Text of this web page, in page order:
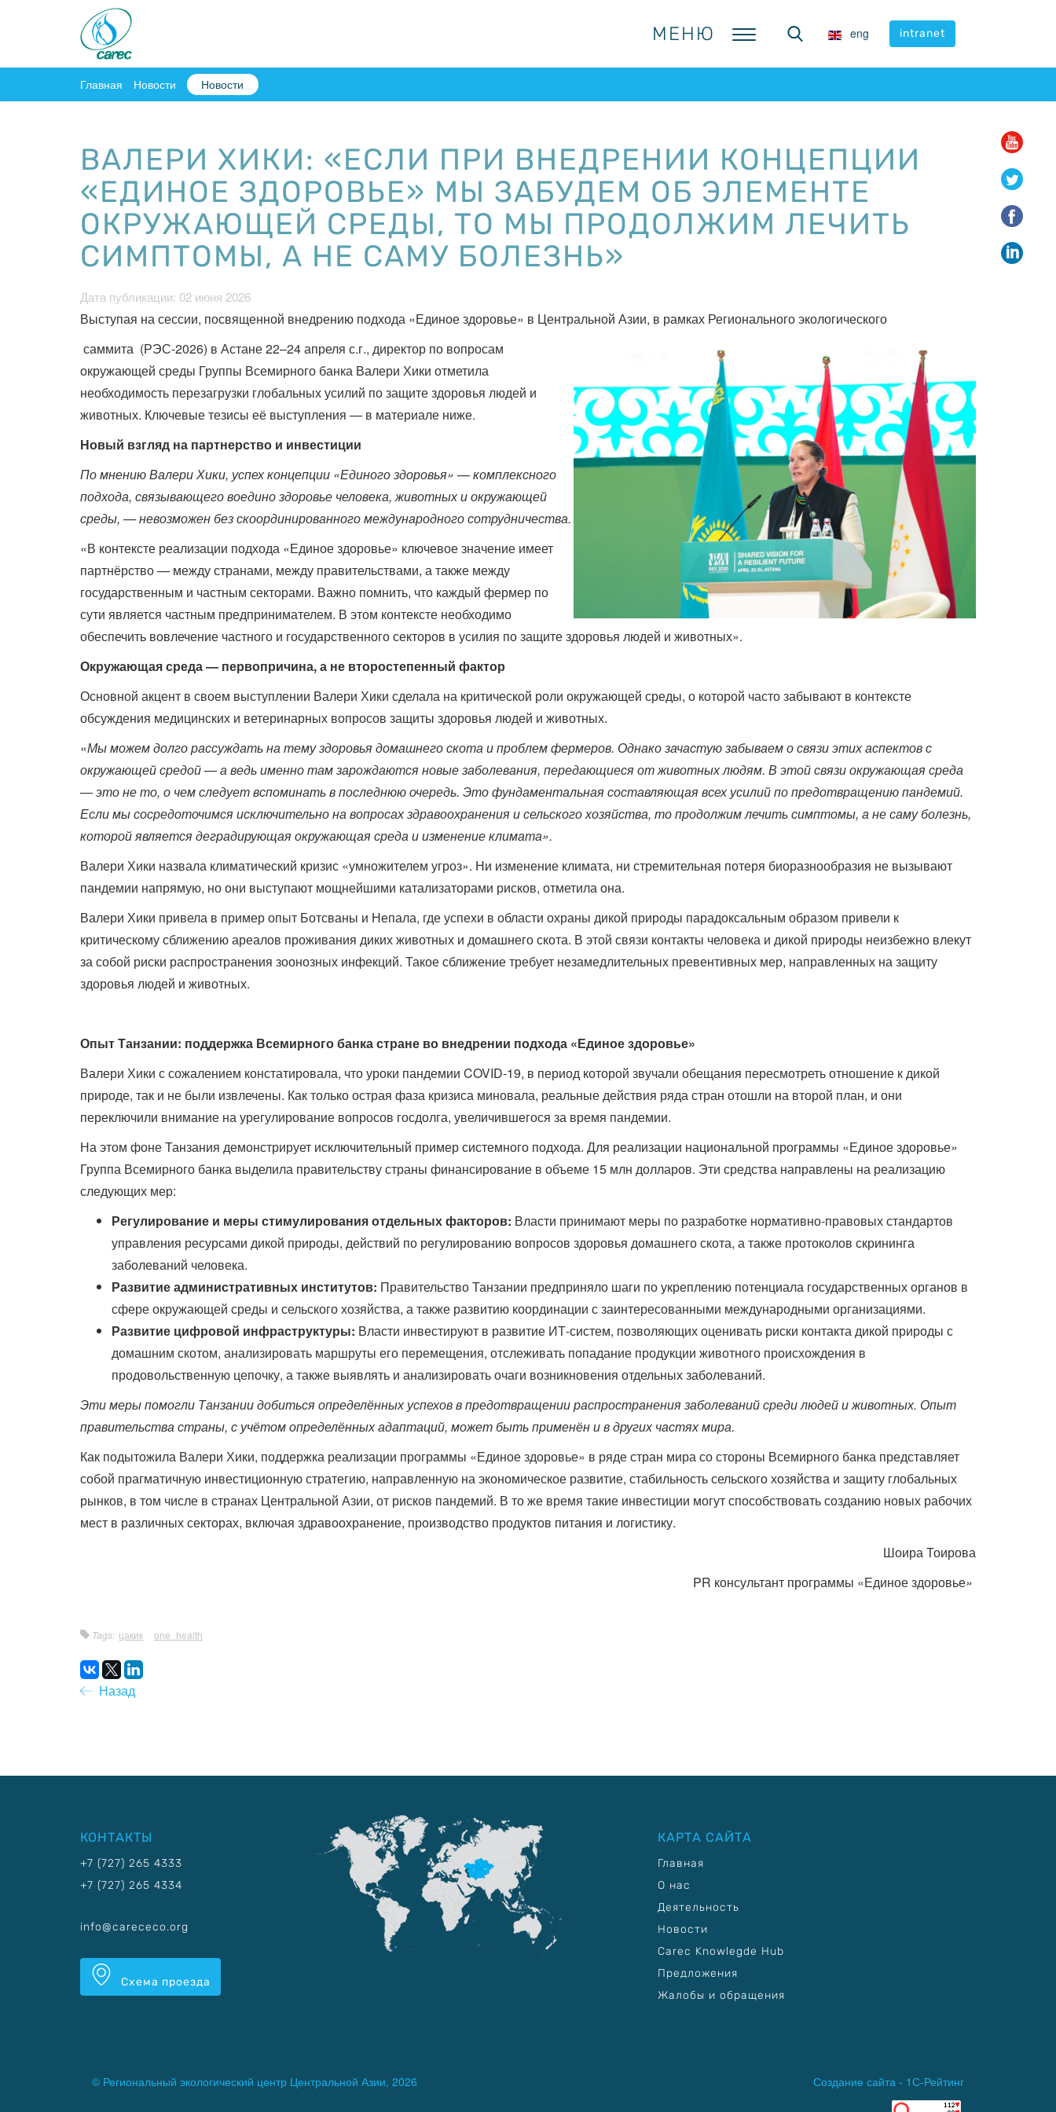
МЕНЮ eng intranet
МЕНЮ eng intranet
Главная Новости Новости
ВАЛЕРИ ХИКИ: «ЕСЛИ ПРИ ВНЕДРЕНИИ КОНЦЕПЦИИ
«ЕДИНОЕ ЗДОРОВЬЕ» МЫ ЗАБУДЕМ ОБ ЭЛЕМЕНТЕ
ОКРУЖАЮЩЕЙ СРЕДЫ, ТО МЫ ПРОДОЛЖИМ ЛЕЧИТЬ
СИМПТОМЫ, А НЕ САМУ БОЛЕЗНЬ»
Дата публикации: 02 июня 2026
Выступая на сессии, посвященной внедрению подхода «Единое здоровье» в Центральной Азии, в рамках Регионального экологического
саммита (РЭС-2026) в Астане 22–24 апреля с.г., директор по вопросам
окружающей среды Группы Всемирного банка Валери Хики отметила
необходимость перезагрузки глобальных усилий по защите здоровья людей и
животных. Ключевые тезисы её выступления — в материале ниже.
Новый взгляд на партнерство и инвестиции
По мнению Валери Хики, успех концепции «Единого здоровья» — комплексного
подхода, связывающего воедино здоровье человека, животных и окружающей
среды, — невозможен без скоординированного международного сотрудничества.
«В контексте реализации подхода «Единое здоровье» ключевое значение имеет
партнёрство — между странами, между правительствами, а также между
государственным и частным секторами. Важно помнить, что каждый фермер по
сути является частным предпринимателем. В этом контексте необходимо
обеспечить вовлечение частного и государственного секторов в усилия по защите здоровья людей и животных».
Окружающая среда — первопричина, а не второстепенный фактор
Основной акцент в своем выступлении Валери Хики сделала на критической роли окружающей среды, о которой часто забывают в контексте
обсуждения медицинских и ветеринарных вопросов защиты здоровья людей и животных.
«Мы можем долго рассуждать на тему здоровья домашнего скота и проблем фермеров. Однако зачастую забываем о связи этих аспектов с
окружающей средой — а ведь именно там зарождаются новые заболевания, передающиеся от животных людям. В этой связи окружающая среда
— это не то, о чем следует вспоминать в последнюю очередь. Это фундаментальная составляющая всех усилий по предотвращению пандемий.
Если мы сосредоточимся исключительно на вопросах здравоохранения и сельского хозяйства, то продолжим лечить симптомы, а не саму болезнь,
которой является деградирующая окружающая среда и изменение климата».
Валери Хики назвала климатический кризис «умножителем угроз». Ни изменение климата, ни стремительная потеря биоразнообразия не вызывают
пандемии напрямую, но они выступают мощнейшими катализаторами рисков, отметила она.
Валери Хики привела в пример опыт Ботсваны и Непала, где успехи в области охраны дикой природы парадоксальным образом привели к
критическому сближению ареалов проживания диких животных и домашнего скота. В этой связи контакты человека и дикой природы неизбежно влекут
за собой риски распространения зоонозных инфекций. Такое сближение требует незамедлительных превентивных мер, направленных на защиту
здоровья людей и животных.
Опыт Танзании: поддержка Всемирного банка стране во внедрении подхода «Единое здоровье»
Валери Хики с сожалением констатировала, что уроки пандемии COVID-19, в период которой звучали обещания пересмотреть отношение к дикой
природе, так и не были извлечены. Как только острая фаза кризиса миновала, реальные действия ряда стран отошли на второй план, и они
переключили внимание на урегулирование вопросов госдолга, увеличившегося за время пандемии.
На этом фоне Танзания демонстрирует исключительный пример системного подхода. Для реализации национальной программы «Единое здоровье»
Группа Всемирного банка выделила правительству страны финансирование в объеме 15 млн долларов. Эти средства направлены на реализацию
следующих мер:
Регулирование и меры стимулирования отдельных факторов: Власти принимают меры по разработке нормативно-правовых стандартов
управления ресурсами дикой природы, действий по регулированию вопросов здоровья домашнего скота, а также протоколов скрининга
заболеваний человека.
Развитие административных институтов: Правительство Танзании предприняло шаги по укреплению потенциала государственных органов в
сфере окружающей среды и сельского хозяйства, а также развитию координации с заинтересованными международными организациями.
Развитие цифровой инфраструктуры: Власти инвестируют в развитие ИТ-систем, позволяющих оценивать риски контакта дикой природы с
домашним скотом, анализировать маршруты его перемещения, отслеживать попадание продукции животного происхождения в
продовольственную цепочку, а также выявлять и анализировать очаги возникновения отдельных заболеваний.
Эти меры помогли Танзании добиться определённых успехов в предотвращении распространения заболеваний среди людей и животных. Опыт
правительства страны, с учётом определённых адаптаций, может быть применён и в других частях мира.
Как подытожила Валери Хики, поддержка реализации программы «Единое здоровье» в ряде стран мира со стороны Всемирного банка представляет
собой прагматичную инвестиционную стратегию, направленную на экономическое развитие, стабильность сельского хозяйства и защиту глобальных
рынков, в том числе в странах Центральной Азии, от рисков пандемий. В то же время такие инвестиции могут способствовать созданию новых рабочих
мест в различных секторах, включая здравоохранение, производство продуктов питания и логистику.
Шоира Тоирова
PR консультант программы «Единое здоровье»
Tags: цакик one_health
Назад
КОНТАКТЫ
+7 (727) 265 4333
+7 (727) 265 4334
info@carececo.org
Схема проезда
КАРТА САЙТА
Главная
О нас
Деятельность
Новости
Carec Knowlegde Hub
Предложения
Жалобы и обращения
© Региональный экологический центр Центральной Азии, 2026 Создание сайта - 1С-Рейтинг